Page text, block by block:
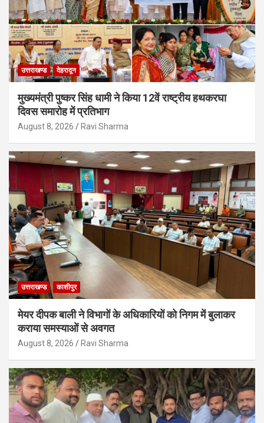
उत्तराखण्ड देहरादून
मुख्यमंत्री पुष्कर सिंह धामी ने किया 12वें राष्ट्रीय हथकरघा
दिवस समारोह में प्रतिभाग
August 8, 2026 Ravi Sharma
उत्तराखण्ड काशीपुर
मेयर दीपक बाली ने विभागों के अधिकारियों को निगम में बुलाकर
कराया समस्याओं से अवगत
August 8, 2026 Ravi Sharma